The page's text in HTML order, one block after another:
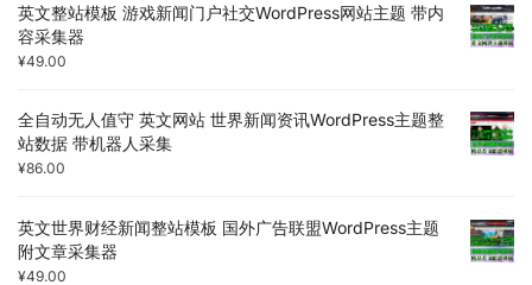
英文整站模板 游戏新闻门户社交WordPress网站主题 带内
容采集器
¥49.00
全自动无人值守 英文网站 世界新闻资讯WordPress主题整
站数据 带机器人采集
¥86.00
英文世界财经新闻整站模板 国外广告联盟WordPress主题
附文章采集器
¥49.00